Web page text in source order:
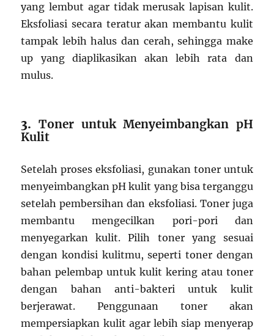
yang lembut agar tidak merusak lapisan kulit.
Eksfoliasi secara teratur akan membantu kulit
tampak lebih halus dan cerah, sehingga make
up yang diaplikasikan akan lebih rata dan
mulus.
3. Toner untuk Menyeimbangkan pH
Kulit
Setelah proses eksfoliasi, gunakan toner untuk
menyeimbangkan pH kulit yang bisa terganggu
setelah pembersihan dan eksfoliasi. Toner juga
membantu mengecilkan pori-pori dan
menyegarkan kulit. Pilih toner yang sesuai
dengan kondisi kulitmu, seperti toner dengan
bahan pelembap untuk kulit kering atau toner
dengan bahan anti-bakteri untuk kulit
berjerawat. Penggunaan toner akan
mempersiapkan kulit agar lebih siap menyerap